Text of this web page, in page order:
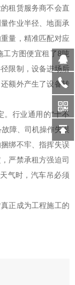
租赁服务商不会直
作业半径、地面承
量，精准匹配对应
工方图便宜租了8吨
限制，设备进场后
额外产生了设备转
。行业通用的“十不
障、司机操作失误
绑不牢、指挥失误
严禁承租方强迫司
气时，汽车吊必须
正成为工程施工的